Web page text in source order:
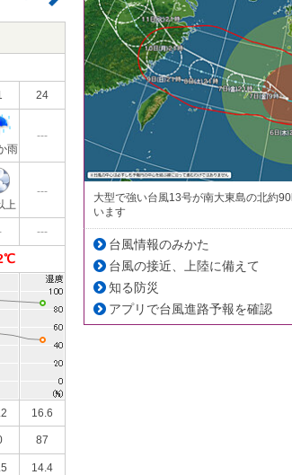
24
雨
---
上
---
---
16.6
87
14.4
大型で強い台風13号が南大東島の北約
います
台風情報のみかた
台風の接近、上陸に備えて
知る防災
アプリで台風進路予報を確認